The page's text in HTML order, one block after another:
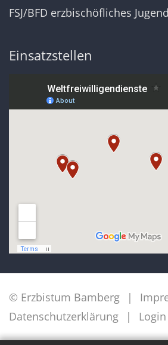
FSJ/BFD erzbischöfliches
Einsatzstellen
© Erzbistum Bamberg
Datenschutzerklärung
Login